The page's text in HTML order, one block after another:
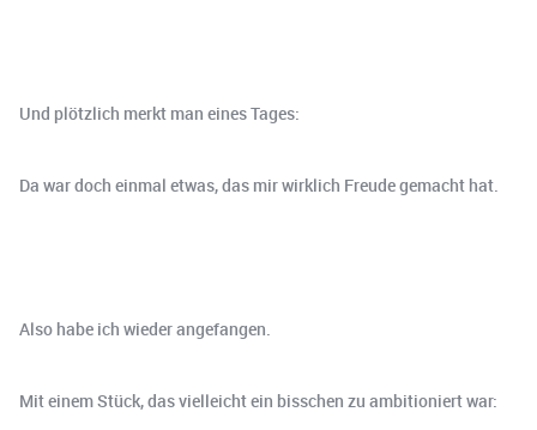
Und plötzlich merkt man eines Tages:
Da war doch einmal etwas, das mir wirklich Freude gemacht hat.
Also habe ich wieder angefangen.
Mit einem Stück, das vielleicht ein bisschen zu ambitioniert war: